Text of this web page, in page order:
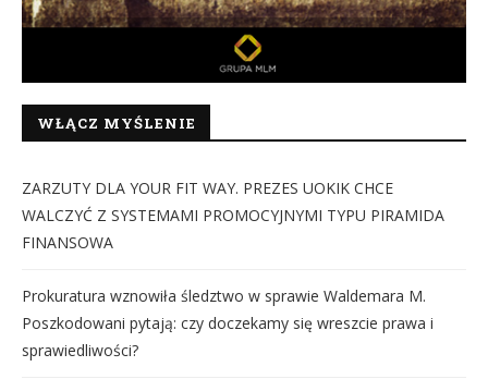
WŁĄCZ MYŚLENIE
ZARZUTY DLA YOUR FIT WAY. PREZES UOKIK CHCE
WALCZYĆ Z SYSTEMAMI PROMOCYJNYMI TYPU PIRAMIDA
FINANSOWA
Prokuratura wznowiła śledztwo w sprawie Waldemara M.
Poszkodowani pytają: czy doczekamy się wreszcie prawa i
sprawiedliwości?